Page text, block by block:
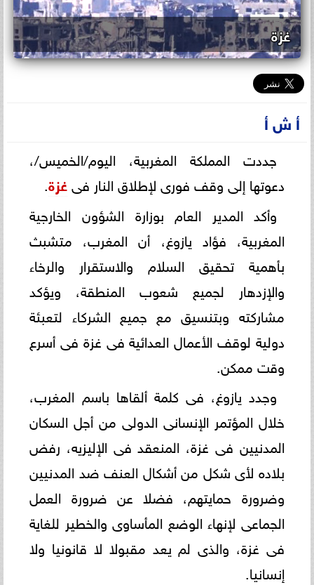
غزة
أ ش أ
جددت المملكة المغربية، اليوم/الخميس/،
دعوتها إلى وقف فورى لإطلاق النار فىغزة.
وأكد المدير العام بوزارة الشؤون الخارجية
المغربية، فؤاد يازوغ، أن المغرب، متشبث
بأهمية تحقيق السلام والاستقرار والرخاء
والإزدهار لجميع شعوب المنطقة، ويؤكد
مشاركته وبتنسيق مع جميع الشركاء لتعبئة
دولية لوقف الأعمال العدائية فى غزة فى أسرع
وقت ممكن.
وجدد يازوغ، فى كلمة ألقاها باسم المغرب،
خلال المؤتمر الإنسانى الدولى من أجل السكان
المدنيين فى غزة، المنعقد فى الإليزيه، رفض
بلاده لأى شكل من أشكال العنف ضد المدنيين
وضرورة حمايتهم، فضلا عن ضرورة العمل
الجماعى لإنهاء الوضع المأساوى والخطير للغاية
فى غزة، والذى لم يعد مقبولا لا قانونيا ولا
إنسانيا.